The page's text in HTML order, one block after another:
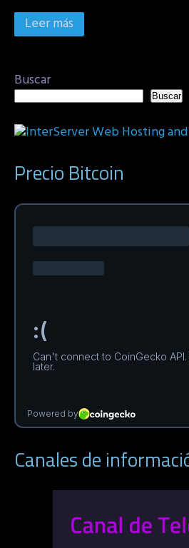
Leer más
Buscar
Buscar
Precio Bitcoin
Canales de